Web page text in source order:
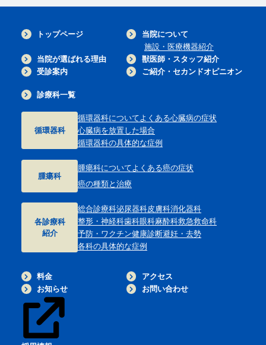
トップページ
当院について
施設・医療機器紹介
当院が選ばれる理由
獣医師・スタッフ紹介
受診案内
ご紹介・セカンドオピニオン
診療科一覧
循環器科
循環器科について よくある心臓病の症状
心臓病を放置した場合
循環器科の具体的な症例
腫瘍科
腫瘍科について よくある癌の症状
癌の種類と治療
各診療科
紹介
総合診療科泌尿器科皮膚科消化器科
整形・神経科歯科眼科麻酔科救急救命科
予防・ワクチン健康診断避妊・去勢
各科の具体的な症例
料金
アクセス
お知らせ
お問い合わせ